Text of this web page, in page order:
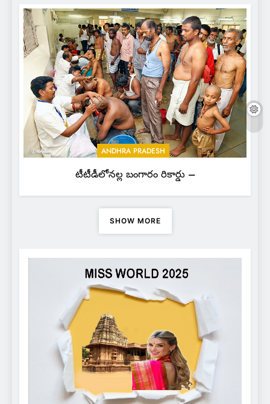
ANDHRA PRADESH
టీటీడీలోనల్ల బంగారం రికార్డు –
SHOW MORE